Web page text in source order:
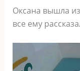
Оксана вышла
все ему